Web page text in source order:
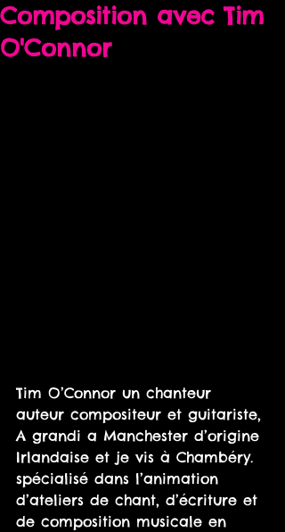
Composition avec Tim
O'Connor
Tim O’Connor un chanteur
auteur compositeur et guitariste,
A grandi a Manchester d’origine
Irlandaise et je vis à Chambéry.
spécialisé dans l’animation
d’ateliers de chant, d’écriture et
de composition musicale en